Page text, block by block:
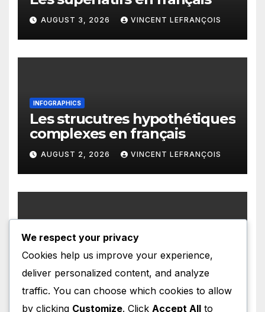
AUGUST 3, 2026 VINCENT LEFRANÇOIS
INFOGRAPHICS
Les strucutres hypothétiques
complexes en français
AUGUST 2, 2026 VINCENT LEFRANÇOIS
INFOGRAPHICS
Les structures présentatives
en français
AUGUST 1, 2026 VINCENT LEFRANÇOIS
We respect your privacy
Cookies help us improve your experience,
deliver personalized content, and analyze
traffic. You can choose which cookies to allow
by clicking Customize. Click Accept All to